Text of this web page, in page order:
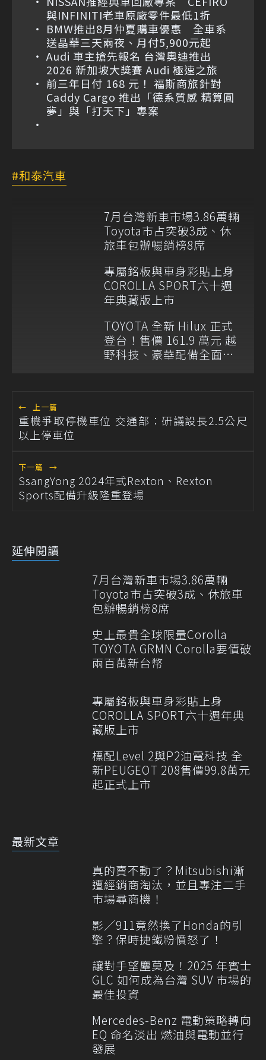
與INFINITI老車原廠零件最低1折
BMW推出8月仲夏購車優惠 全車系
送晶華三天兩夜、月付5,900元起
Audi 車主搶先報名 台灣奧迪推出
2026 新加坡大獎賽 Audi 極速之旅
前三年日付 168 元！ 福斯商旅針對
Caddy Cargo 推出「德系質感 精算圓
夢」與「打天下」專案
和泰汽車
7月台灣新車市場3.86萬輛
Toyota市占突破3成、休
旅車包辦暢銷榜8席
專屬銘板與車身彩貼上身
COROLLA SPORT六十週
年典藏版上市
TOYOTA 全新 Hilux 正式
登台！售價 161.9 萬元 越
野科技、豪華配備全面升
← 上一篇
重機爭取停機車位 交通部：研議設長2.5公尺
以上停車位
下一篇 →
SsangYong 2024年式Rexton、Rexton
Sports配備升級隆重登場
延伸閱讀
7月台灣新車市場3.86萬輛
Toyota市占突破3成、休旅車
包辦暢銷榜8席
史上最貴全球限量Corolla
TOYOTA GRMN Corolla要價破
兩百萬新台幣
專屬銘板與車身彩貼上身
COROLLA SPORT六十週年典
藏版上市
標配Level 2與P2油電科技 全
新PEUGEOT 208售價99.8萬元
起正式上市
最新文章
真的賣不動了？Mitsubishi漸
遭經銷商淘汰，並且專注二手
市場尋商機！
影／911竟然換了Honda的引
擎？保時捷鐵粉憤怒了！
讓對手望塵莫及！2025 年賓士
GLC 如何成為台灣 SUV 市場的
最佳投資
Mercedes-Benz 電動策略轉向
EQ 命名淡出 燃油與電動並行
發展